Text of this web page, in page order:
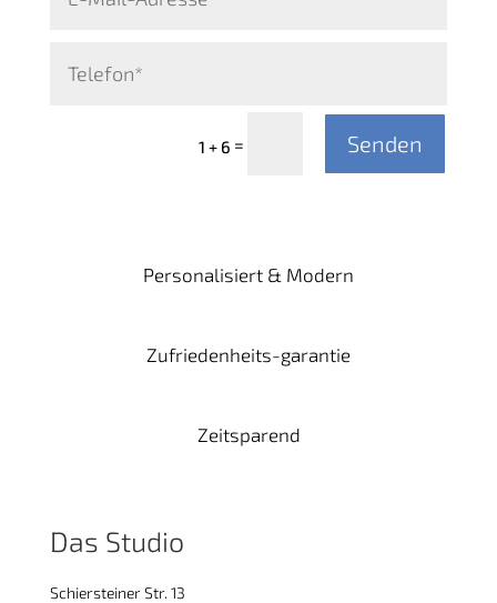
1 + 6 = Senden
Personalisiert & Modern
Zufriedenheits-garantie
Zeitsparend
Das Studio
Schiersteiner Str. 13